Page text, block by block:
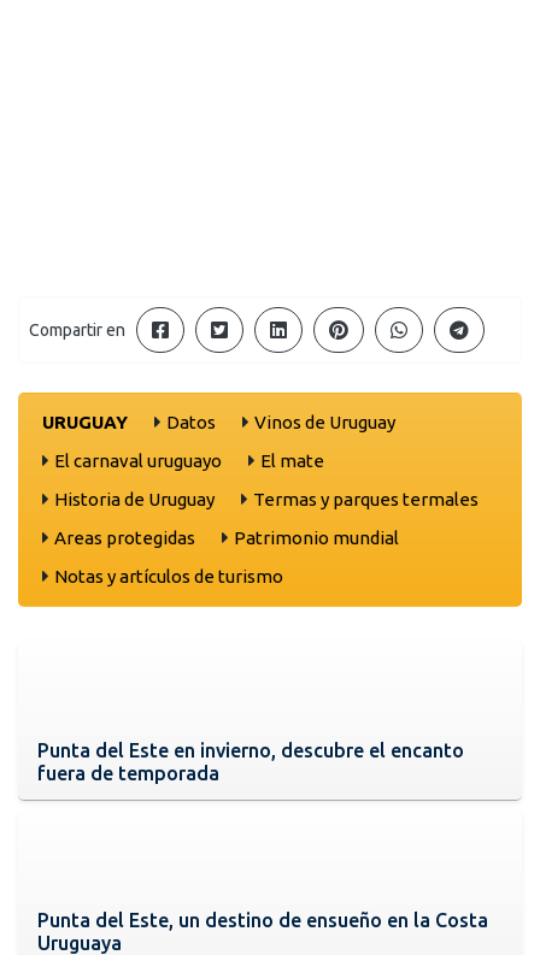
Compartir en
URUGUAY Datos
Vinos de Uruguay
El carnaval uruguayo
El mate
Historia de Uruguay
Termas y parques termales
Areas protegidas
Patrimonio mundial
Notas y artículos de turismo
Punta del Este en invierno, descubre el encanto
fuera de temporada
Punta del Este, un destino de ensueño en la Costa
Uruguaya